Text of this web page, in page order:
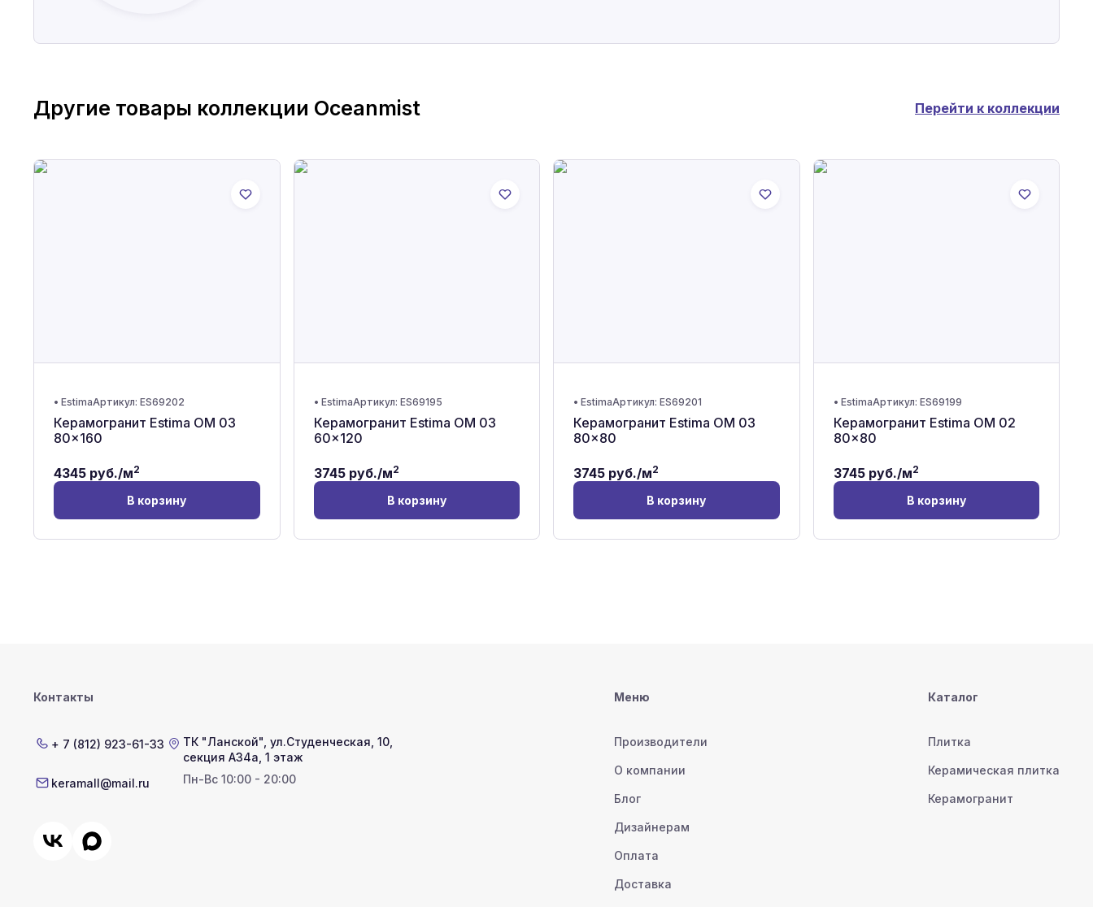
Другие товары коллекции Oceanmist Перейти к коллекции
• EstimaАртикул: ES69202
Керамогранит Estima OM 03
80x160
4345 руб./м2
В корзину
• EstimaАртикул: ES69195
Керамогранит Estima OM 03
60x120
3745руб./м2
В корзину
• EstimaАртикул: ES69201
Керамогранит Estima OM 03
80x80
3745 руб./м2
В корзину
• EstimaАртикул: ES69199
Керамогранит Estima OM 02
80x80
3745руб./м2
В корзину
Контакты
+ 7 (812) 923-61-33
keramall@mail.ru
ТК "Ланской" ул.Студенческая, 10,
секция А34а, 1 этаж
Пн-Вс 10:00 - 20:00
Меню
Производители
О компании
Блог
Дизайнерам
Оплата
Доставка
Каталог
Плитка
Керамическая плитка
Керамогранит